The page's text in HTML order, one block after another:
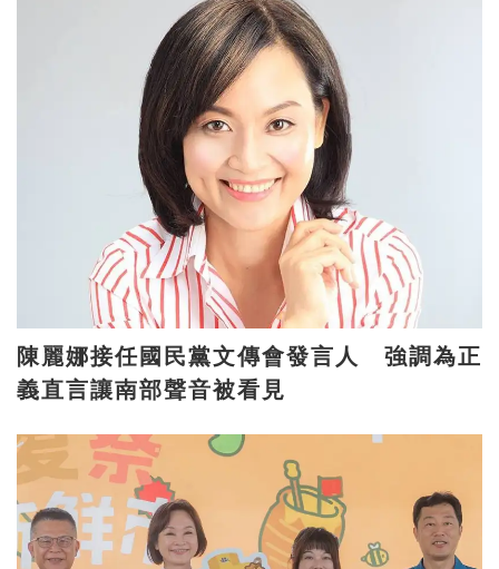
陳麗娜接任國民黨文傳會發言人 強調為正
義直言讓南部聲音被看見